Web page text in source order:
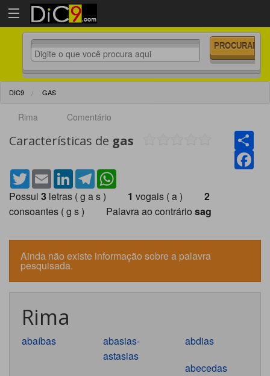
DIC9 GAS
Rima Comentário
Características de gas
TwitterEmailLinkedInTelegram
Possui 3 letras ( g a s ) 1 vogais ( a ) 2
consoantes ( g s ) Palavra ao contrário sag
Ainda não existe informação sobre a palavra
pesquisada.
Rima
abaíbas
abasias-
astasias
abdias
abecedas